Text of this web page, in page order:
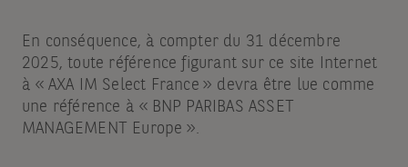
En conséquence, à compter du 31 décembre
2025, toute référence figurant sur ce site Internet
à « AXA IM Select France » devra être lue comme
une référence à « BNP PARIBAS ASSET
MANAGEMENT Europe ».